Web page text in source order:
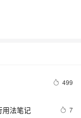
499
用法笔记 7